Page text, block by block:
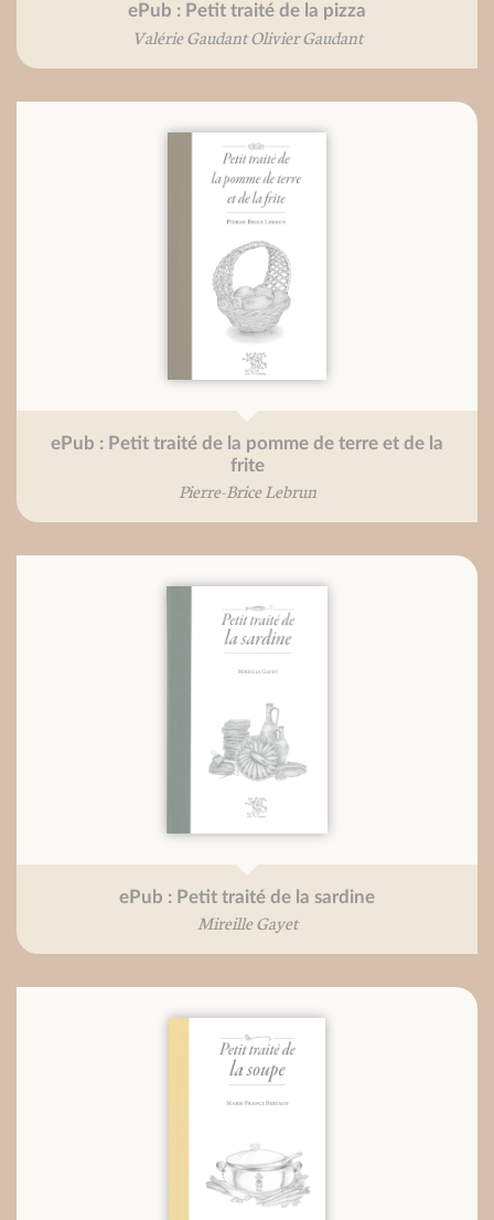
ePub : Petit traité de la pizza
Valérie Gaudant Olivier Gaudant
ePub : Petit traité de la pomme de terre et de la
frite
Pierre-Brice Lebrun
ePub : Petit traité de la sardine
Mireille Gayet